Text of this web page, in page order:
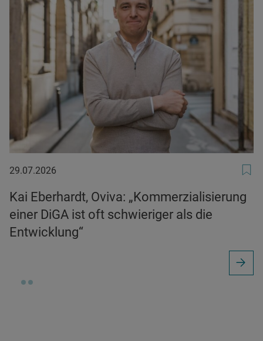
29.07.2026
29.07.2026
Kai Eberhardt, Oviva: „Kommerzialisierung
einer DiGA ist oft schwieriger als die
Entwicklung“